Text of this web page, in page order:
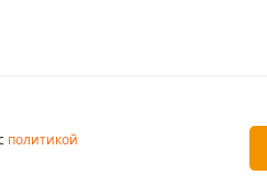
политикой